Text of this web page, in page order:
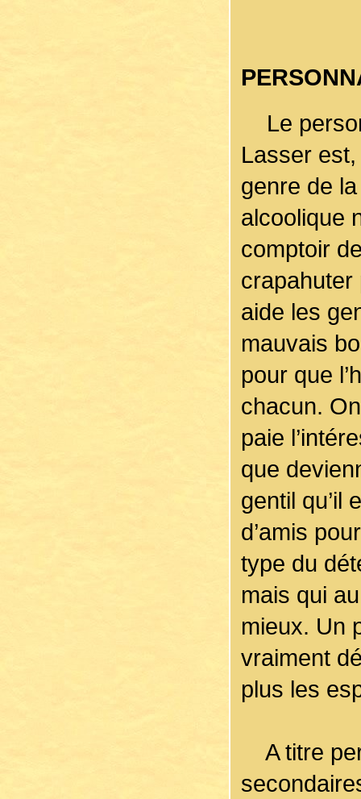
Le
Lasser
genre de
alcoolique
comptoir
crapahuter
aide les
mauvais
pour que
chacun.
paie
que
gentil qu’il
d’amis
type du
mais qui
mieux. Un
vraiment
plus les
A titre